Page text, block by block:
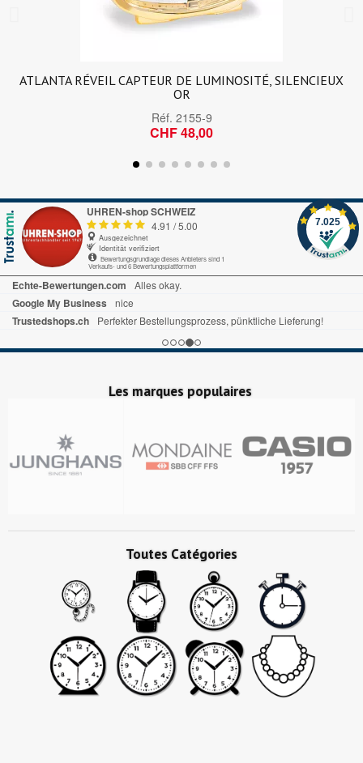
ATLANTA RÉVEIL CAPTEUR DE LUMINOSITÉ, SILENCIEUX
OR
Réf. 2155-9
CHF 48,00
UHREN-shop SCHWEIZ
4.91 /5.00
Ausgezeichnet
Identität verifiziert
Bewertungsgrundlage dieses Anbieters sind 1
Verkaufs- und 6 Bewertungsplattformen
7.025
Les marques populaires
Toutes Catégories